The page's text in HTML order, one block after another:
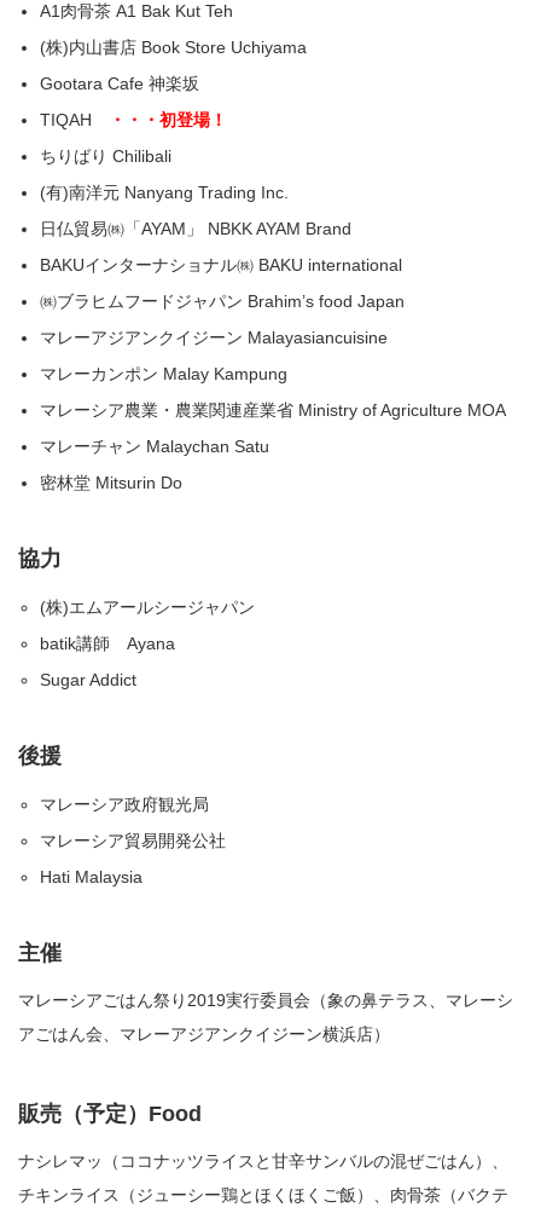
A1肉骨茶 A1 Bak Kut Teh
(株)内山書店 Book Store Uchiyama
Gootara Cafe 神楽坂
TIQAH
・・・初登場！
ちりばり Chilibali
(有)南洋元 Nanyang Trading Inc.
日仏貿易㈱「AYAM」 NBKK AYAM Brand
BAKUインターナショナル㈱ BAKU international
㈱ブラヒムフードジャパン Brahim’s food Japan
マレーアジアンクイジーン Malayasiancuisine
マレーカンポン Malay Kampung
マレーシア農業・農業関連産業省 Ministry of Agriculture MOA
マレーチャン Malaychan Satu
密林堂 Mitsurin Do
協力
(株)エムアールシージャパン
batik講師 Ayana
Sugar Addict
後援
マレーシア政府観光局
マレーシア貿易開発公社
Hati Malaysia
主催
マレーシアごはん祭り2019実行委員会（象の鼻テラス、マレーシ
アごはん会、マレーアジアンクイジーン横浜店）
販売（予定）Food
ナシレマッ（ココナッツライスと甘辛サンバルの混ぜごはん）、
チキンライス（ジューシー鶏とほくほくご飯）、肉骨茶（バクテ